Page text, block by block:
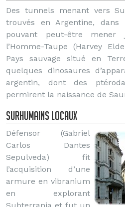
Des tunnels menant vers
trouvés en Argentine,
pouvant peut-être mener
l’Homme-Taupe (Harvey
Pays sauvage situé en
quelques dinosaures
argentin, dont des
permirent la naissance de
Surhumains locaux
Défensor (Gabriel
Carlos Dantes
Sepulveda) fit
l’acquisition d’une
armure en vibranium
en explorant